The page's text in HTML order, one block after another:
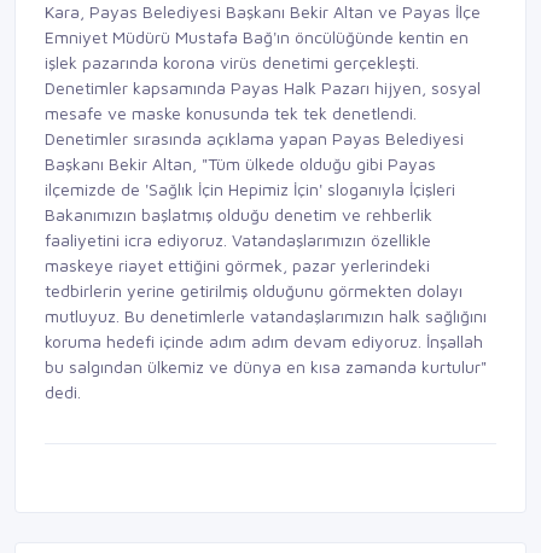
Kara, Payas Belediyesi Başkanı Bekir Altan ve Payas İlçe
Emniyet Müdürü Mustafa Bağ'ın öncülüğünde kentin en
işlek pazarında korona virüs denetimi gerçekleşti.
Denetimler kapsamında Payas Halk Pazarı hijyen, sosyal
mesafe ve maske konusunda tek tek denetlendi.
Denetimler sırasında açıklama yapan Payas Belediyesi
Başkanı Bekir Altan, "Tüm ülkede olduğu gibi Payas
ilçemizde de 'Sağlık İçin Hepimiz İçin' sloganıyla İçişleri
Bakanımızın başlatmış olduğu denetim ve rehberlik
faaliyetini icra ediyoruz. Vatandaşlarımızın özellikle
maskeye riayet ettiğini görmek, pazar yerlerindeki
tedbirlerin yerine getirilmiş olduğunu görmekten dolayı
mutluyuz. Bu denetimlerle vatandaşlarımızın halk sağlığını
koruma hedefi içinde adım adım devam ediyoruz. İnşallah
bu salgından ülkemiz ve dünya en kısa zamanda kurtulur"
dedi.